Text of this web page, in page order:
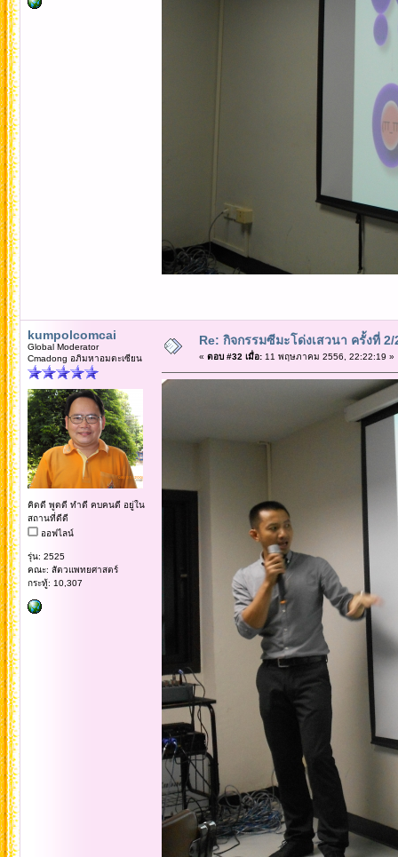
kumpolcomcai
Global Moderator
Cmadong อภิมหาอมตะเซียน
คิดดี พูดดี ทำดี คบคนดี อยู่ใน
สถานที่ดีดี
ออฟไลน์
รุ่น: 2525
คณะ: สัตวแพทยศาสตร์
กระทู้: 10,307
Re: กิจกรรมซีมะโด่งเสวนา ครั้งที่
« ตอบ #32 เมื่อ:11 พฤษภาคม 2556, 22:22:19 »